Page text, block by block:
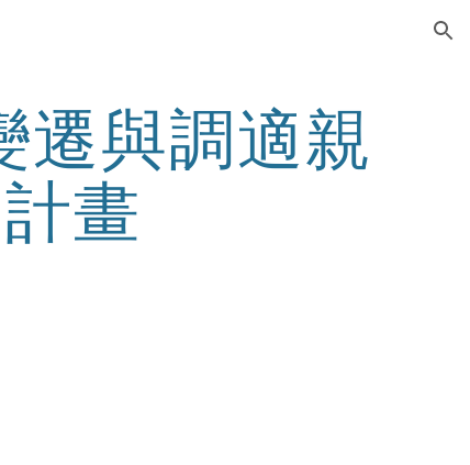
遷與調適親
畫